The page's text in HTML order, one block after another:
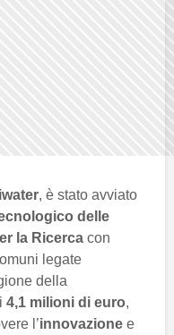
, è stato avviato
delle
la Ricerca con
legate
della
4,1 milioni di euro,
l’innovazione e